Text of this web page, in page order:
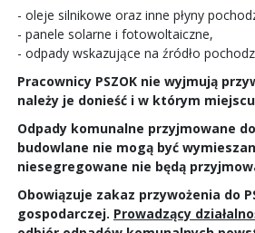
- oleje silnikowe oraz inne płyny
- panele solarne i fotowoltaiczne,
- odpady wskazujące na źródło
Pracownicy PSZOK nie wyjmują
należy je donieść i w którym
Odpady komunalne przyjmowane
budowlane nie mogą być
niesegregowane nie będą
Obowiązuje zakaz przywożenia do
gospodarczej. Prowadzący